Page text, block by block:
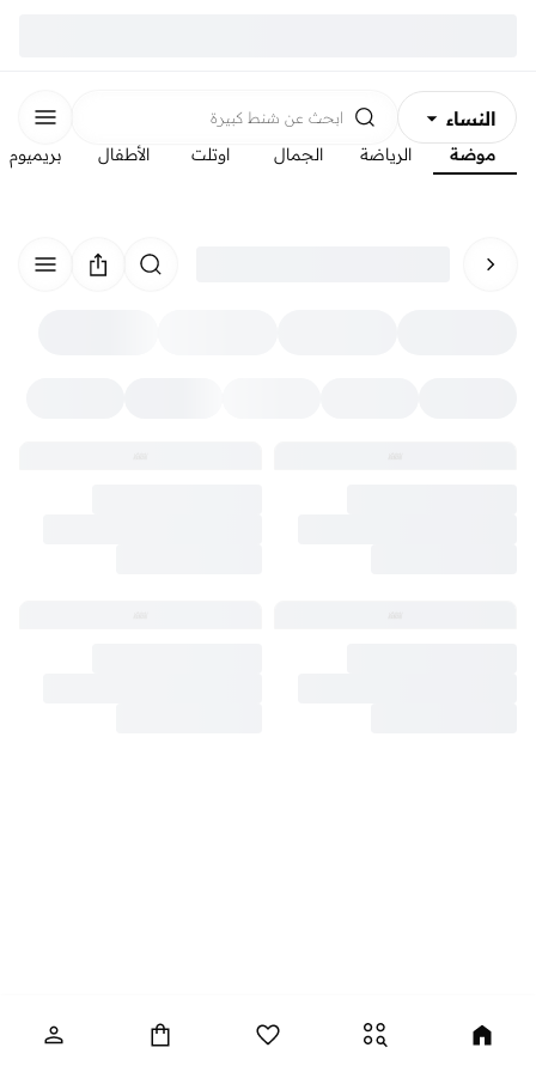
النساء
الرجال
ابحث عن شنط كبيرة
موضة الرياضة الجمال اوتلت الأطفال بريميوم